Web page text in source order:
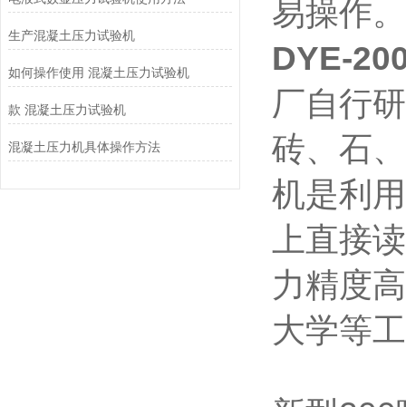
生产混凝土压力试验机
如何操作使用 混凝土压力试验机
款 混凝土压力试验机
混凝土压力机具体操作方法
易操作。
DYE-
厂自行
砖、石
机是利
上直接
力精度
大学等